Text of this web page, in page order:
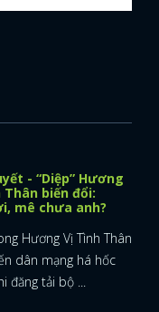
- “Diệp” Hương
Thân biến đổi:
mê chưa anh?
Hương Vị Tình Thân
dân mạng há hốc
đăng tải bộ ...